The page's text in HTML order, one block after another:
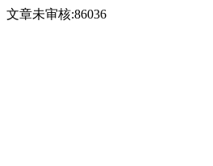
文章未审核:86036